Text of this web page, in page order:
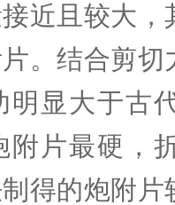
近且较大
。结合剪
明显大于古
附片最硬，
得的炮附